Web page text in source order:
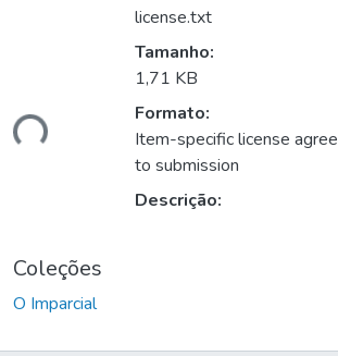
license.txt
Tamanho:
1,71 KB
Formato:
Item-specific license
to submission
Descrição:
Coleções
O Imparcial